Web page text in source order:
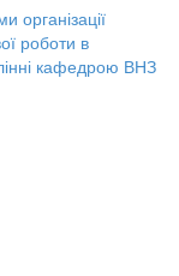
організації
роботи в
кафедрою ВНЗ